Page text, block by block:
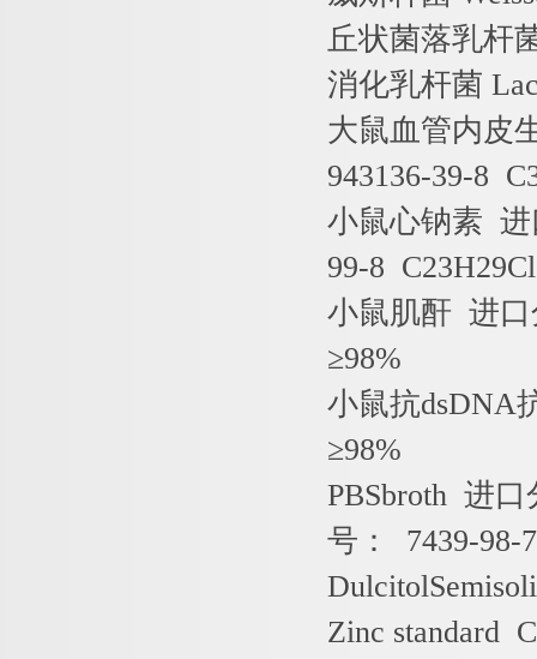
丘状菌落乳杆
消化乳杆菌
大鼠血管内皮
943136-39-8
小鼠心钠素
99-8
小鼠肌酐 进
≥98%
小鼠抗dsDNA
≥98%
PBSbroth 进口
号：
7439-
Zinc standard